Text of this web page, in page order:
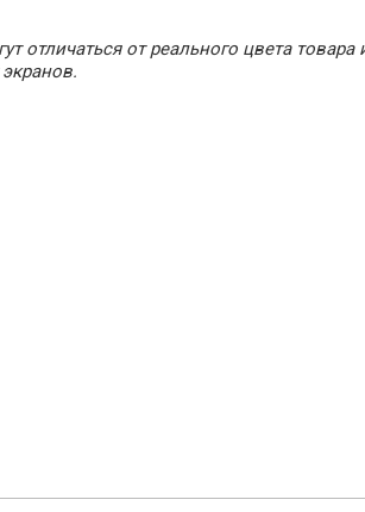
отличаться от реального цвета товара